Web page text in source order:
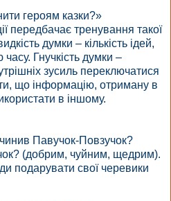
героям казки?»
передбачає тренування такої
думки – кількість ідей,
Гнучкість думки –
зусиль переключатися
що інформацію, отриману в
в іншому.
Павучок-Повзучок?
(добрим, чуйним, щедрим).
подарувати свої черевики